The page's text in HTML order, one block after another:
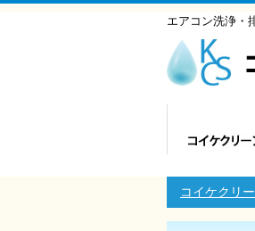
エアコン洗浄・
コイケクリ